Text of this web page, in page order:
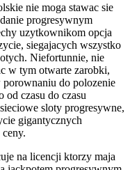
nie moga stawac sie
progresywnym
uzytkownikom opcja
siegajacych wszystko
Niefortunnie, nie
w tym otwarte zarobki,
do polozenie
od czasu do czasu
sloty progresywne,
gigantycznych
na licencji ktorzy maja